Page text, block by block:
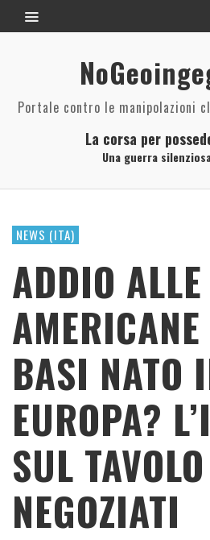
Portale contro le manipolazioni
La corsa per
Una guerra
NEWS (ITA)
ADDIO
BASI NATO
EUROPA?
SUL
NEGOZIATI